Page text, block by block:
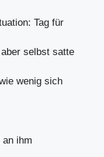
Tag für
selbst satte
wenig sich
ihm